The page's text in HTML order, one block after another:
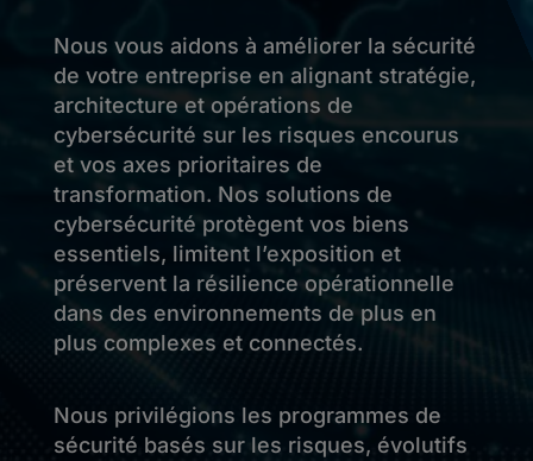
Nous vous aidons à améliorer la sécurité
de votre entreprise en alignant stratégie,
architecture et opérations de
cybersécurité sur les risques encourus
et vos axes prioritaires de
transformation. Nos solutions de
cybersécurité protègent vos biens
essentiels, limitent l’exposition et
préservent la résilience opérationnelle
dans des environnements de plus en
plus complexes et connectés.
Nous privilégions les programmes de
sécurité basés sur les risques, évolutifs